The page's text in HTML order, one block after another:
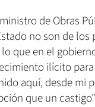
de Obras
no son de
que en el
ilícito
aquí, desde mi
que un